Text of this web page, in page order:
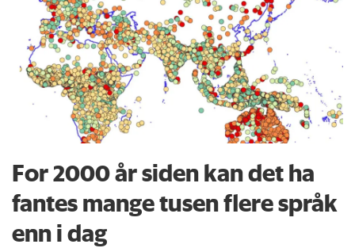
For 2000 år siden kan det ha
fantes mange tusen flere språk
enn i dag